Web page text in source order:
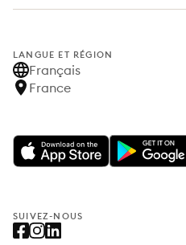
LANGUE ET RÉGION
Français
France
SUIVEZ-NOUS